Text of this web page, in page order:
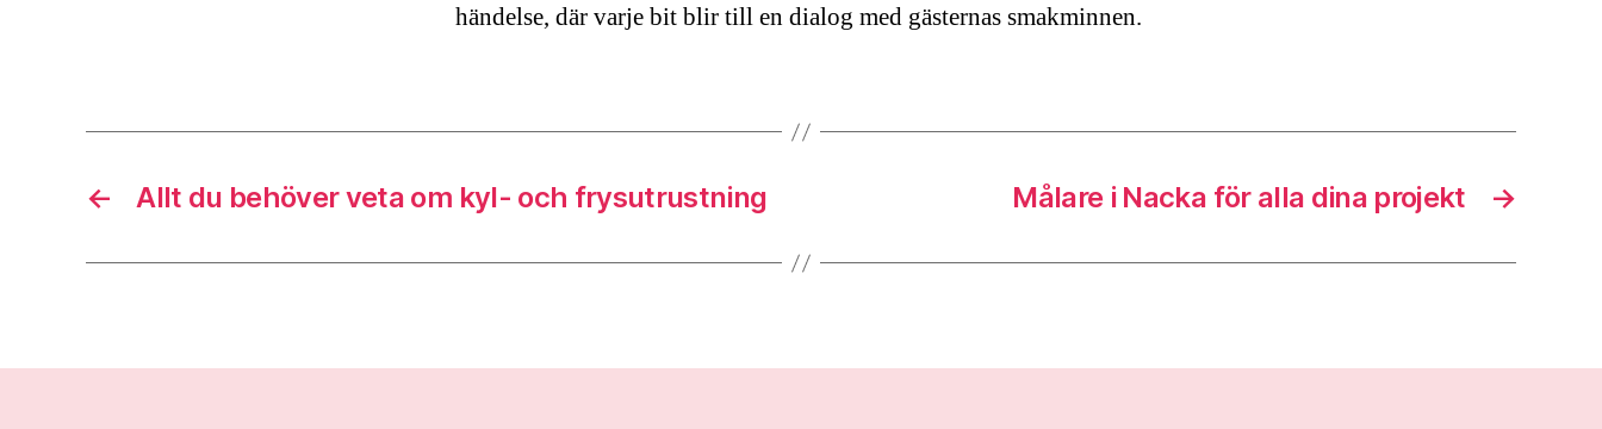
händelse, där varje bit blir till en dialog med gästernas smakminnen.
← Allt du behöver veta om kyl- och frysutrustning →
Målare i Nacka för alla dina projekt